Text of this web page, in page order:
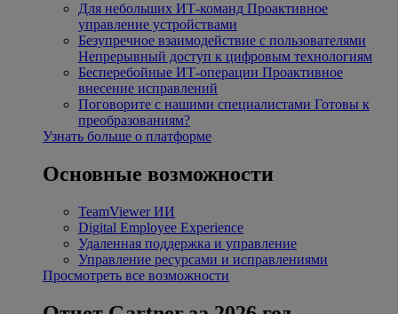
Для небольших ИТ-команд Проактивное
управление устройствами
Безупречное взаимодействие с пользователями
Непрерывный доступ к цифровым технологиям
Бесперебойные ИТ-операции Проактивное
внесение исправлений
Поговорите с нашими специалистами Готовы к
преобразованиям?
Узнать больше о платформе
Основные возможности
TeamViewer ИИ
Digital Employee Experience
Удаленная поддержка и управление
Управление ресурсами и исправлениями
Просмотреть все возможности